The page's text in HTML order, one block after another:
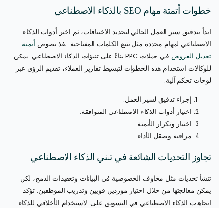
خطوات أتمتة مهام SEO بالذكاء الاصطناعي
ابدأ بتدقيق سير العمل الحالي لتحديد الاختناقات، ثم اختر أدوات الذكاء
الاصطناعي لمهام محددة مثل تتبع الكلمات المفتاحية. نفذ نصوص أتمتة
تعديل العروض
في حملات PPC بناءً على تنبؤات الذكاء الاصطناعي. يمكن
للوكالات استخدام هذه الخطوات لتبسيط تقارير العملاء، تقديم الرؤى عبر
لوحات تحكم آلية.
إجراء تدقيق لسير العمل.
اختيار أدوات الذكاء الاصطناعي المتوافقة.
اختبار وتكرار الأتمتة.
مراقبة وصقل الأداء.
تجاوز التحديات الشائعة في تبني الذكاء الاصطناعي
تنشأ تحديات مثل مخاوف الخصوصية في البيانات وتعقيدات الدمج، لكن
يمكن معالجتها من خلال اختيار موردين قويين وتدريب الموظفين. تؤكد
اتجاهات الذكاء الاصطناعي في التسويق على الاستخدام الأخلاقي للذكاء